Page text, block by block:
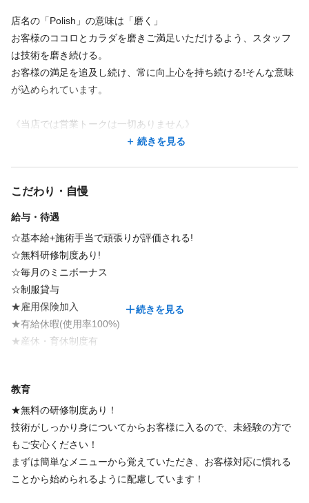
週2日以上の3時間〜ご相談ください。
休日
完全週休2日
週2日から勤務いただけます！
フェイシャル オールハンドエステ
アロママッサージ オイルマッサージ
デトックス
オイルトリートメント・ボディケアの施術業務を中心としたサロ
ン内業務全般と受付・カウンセリング等
福利厚生
インセンティブあり ノルマなし
福利厚生の詳細
レギュラー勤務：基本1日8時間勤務
Wワーク・学生：週2日～＆3時間〜OK
まずは貴女のご希望をお聞かせいただき、ご相談させてくださ
い！
休日
スタイルに合わせたご希望をお聞かせください♪
仕事内容
フェイシャル ブライダル
アーユルヴェーダ
オイルマッサージ アロマセラピスト ボディケア
ヘッドスパ
福利厚生
インセンティブあり
研修制度あり 副業・WワークOK
店名の「Polish」の意味は「磨く」
お客様のココロとカラダを磨きご満足いただけるよう、スタッフ
は技術を磨き続ける。
お客様の満足を追及し続け、常に向上心を持ち続ける!そんな意味
が込められています。
《当店では営業トークは一切ありません》
お客様にとって不要な案内をするより、お客様が笑顔になれる会
せん。
続きを見る
こだわり・自慢
給与・待遇
☆基本給+施術手当で頑張りが評価される!
☆無料研修制度あり!
☆毎月のミニボーナス
☆制服貸与
★雇用保険加入
★有給休暇(使用率100%)
★産休・育休制度有
一部正社員のみ対象
続きを見る
教育
★無料の研修制度あり！
技術がしっかり身についてからお客様に入るので、未経験の方で
もご安心ください！
まずは簡単なメニューから覚えていただき、お客様対応に慣れる
ことから始められるように配慮しています！